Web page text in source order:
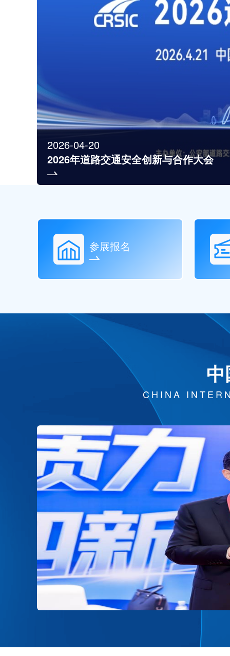
2026-04-20
2026年道路交通安全创新与合作大会
参展报名
CHINA